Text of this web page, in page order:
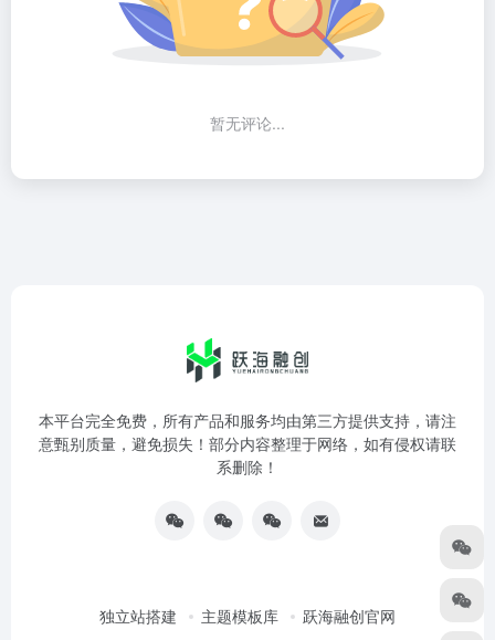
暂无评论...
本平台完全免费，所有产品和服务均由第三方提供支持，请注
意甄别质量，避免损失！部分内容整理于网络，如有侵权请联
系删除！
独立站搭建 主题模板库 跃海融创官网